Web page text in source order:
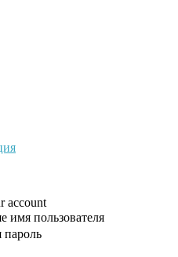
account
имя пользователя